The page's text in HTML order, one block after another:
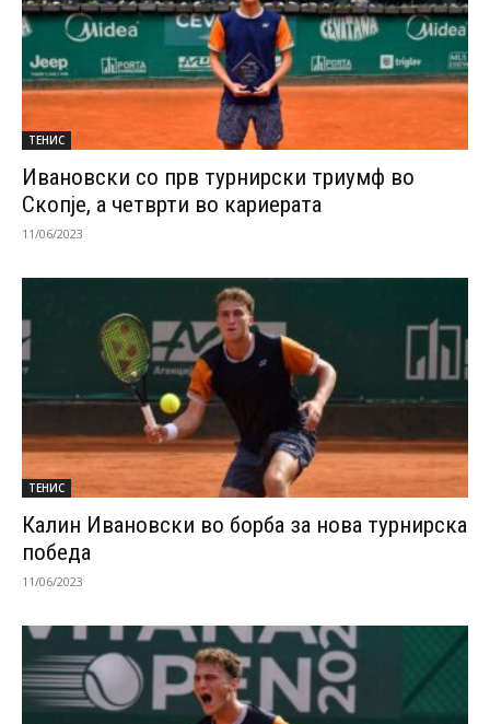
ТЕНИС
Ивановски со прв турнирски триумф во
Скопје, а четврти во кариерата
11/06/2023
ТЕНИС
Калин Ивановски во борба за нова турнирска
победа
11/06/2023